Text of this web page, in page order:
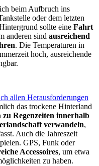
beim Aufbruch ins
oder dem letzten
sollte eine Fahrt
anderen sind ausreichend
. Die Temperaturen in
hoch, ausreichende
allen Herausforderungen
das trockene Hinterland
zu Regenzeiten innerhalb
verwandeln,
Auch die Jahreszeit
GPS, Funk oder
Accessoires, um etwa
zu haben.